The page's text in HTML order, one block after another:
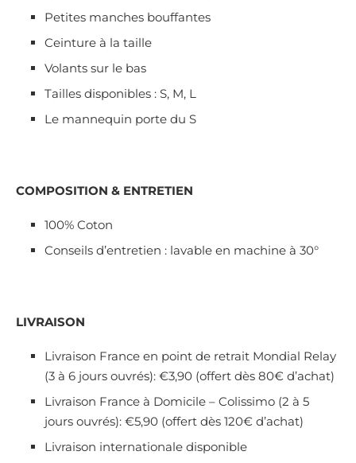
Petites manches bouffantes
Ceinture à la taille
Volants sur le bas
Tailles disponibles : S, M, L
Le mannequin porte du S
COMPOSITION & ENTRETIEN
100% Coton
Conseils d’entretien : lavable en machine à 30°
LIVRAISON
Livraison France en point de retrait Mondial Relay
(3 à 6 jours ouvrés): €3,90 (offert dès 80€ d’achat)
Livraison France à Domicile – Colissimo (2 à 5
jours ouvrés): €5,90 (offert dès 120€ d’achat)
Livraison internationale disponible